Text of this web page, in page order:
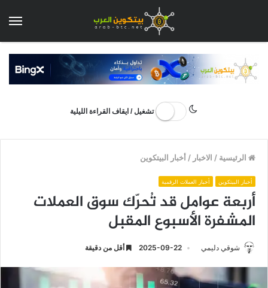
تشغيل / ايقاف القراءة الليلية
الرئيسية / الاخبار /أخبار البيتكوين
أخبار البيتكوين أخبار العملات الرقمية
أربعة عوامل قد تُحرّك سوق العملات
المشفرة الأسبوع المقبل
شوقي دليمي 2025-09-22 أقل من دقيقة